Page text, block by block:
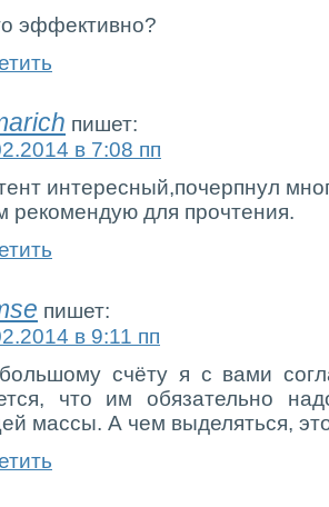
эффективно?
пишет:
в 7:08 пп
интересный,почерпнул
рекомендую для прочтения.
пишет:
в 9:11 пп
счёту я с вами
что им обязательно
массы. А чем выделяться,